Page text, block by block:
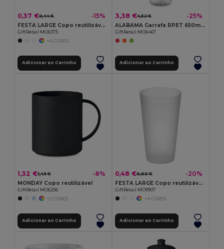
0,37 €0,44 € -15%
FESTA LARGE Copo reutilizável eventos 300ml
GiftRetail MO6375
+4 CORES
Adicionar ao Carrinho
3,38 €4,52 € -25%
ALABAMA Garrafa RPET 650ml PP
GiftRetail MO6467
Adicionar ao Carrinho
1,32 €1,43 € -8%
MONDAY Copo reutilizável
GiftRetail MO6256
+2 CORES
Adicionar ao Carrinho
0,48 €0,60 € -20%
FESTA LARGE Copo reutilizável eventos 500ml
GiftRetail MO9907
+4 CORES
Adicionar ao Carrinho